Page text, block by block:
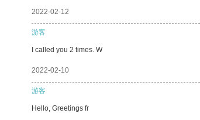
2022-02-12
游客
I called you 2 times. W
2022-02-10
游客
Hello, Greetings fr